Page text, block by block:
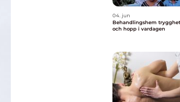
04. jun
Behandlingshem trygghet, struktur
och hopp i vardagen